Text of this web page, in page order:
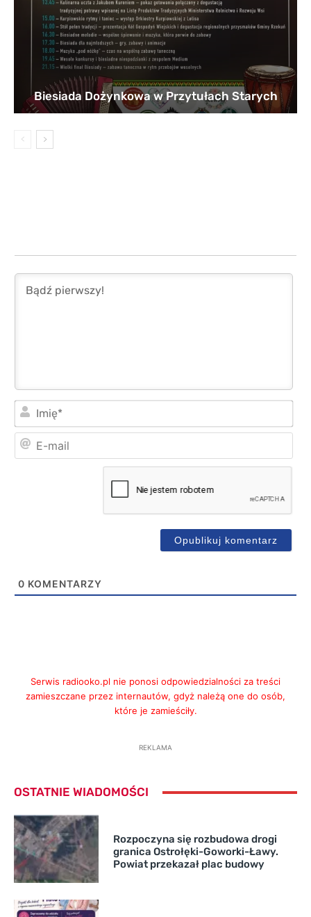
Biesiada Dożynkowa w Przytułach Starych
0 KOMENTARZY
Serwis radiooko.pl nie ponosi odpowiedzialności za treści
zamieszczane przez internautów, gdyż należą one do osób,
które je zamieściły.
REKLAMA
OSTATNIE WIADOMOŚCI
Rozpoczyna się rozbudowa drogi
granica Ostrołęki-Goworki-Ławy.
Powiat przekazał plac budowy